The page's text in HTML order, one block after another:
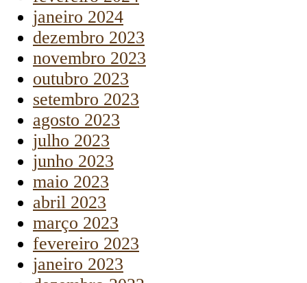
janeiro 2024
dezembro 2023
novembro 2023
outubro 2023
setembro 2023
agosto 2023
julho 2023
junho 2023
maio 2023
abril 2023
março 2023
fevereiro 2023
janeiro 2023